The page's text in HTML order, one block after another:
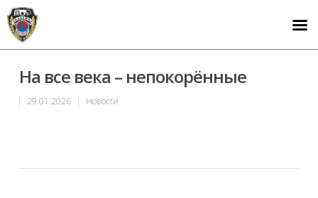
На все века – непокорённые
29.01.2026 Новости